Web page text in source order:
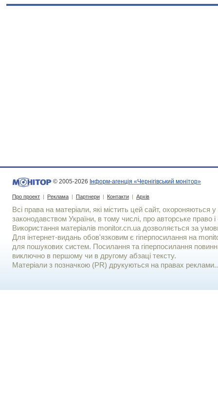
© 2005-2026 Інформ-агенція «Чернігівський монітор»
Про проект | Реклама | Партнери | Контакти | Архів
Всі права на матеріали, які містить цей сайт, охороняються у
законодавством України, в тому числі, про авторське право і
Використання матерiалiв monitor.cn.ua дозволяється за
Для iнтернет-видань обов'язковим є гiперпосилання на
для пошукових систем. Посилання та гіперпосилання
виключно в першому чи в другому абзаці тексту.
Матеріали з позначкою (PR) друкуються на правах реклами..